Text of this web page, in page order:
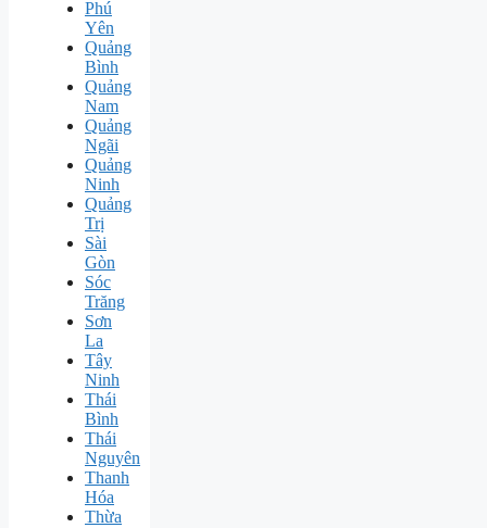
Phú
Yên
Quảng
Bình
Quảng
Nam
Quảng
Ngãi
Quảng
Ninh
Quảng
Trị
Sài
Gòn
Sóc
Trăng
Sơn
La
Tây
Ninh
Thái
Bình
Thái
Nguyên
Thanh
Hóa
Thừa